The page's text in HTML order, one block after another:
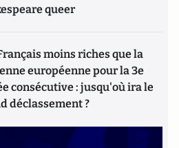
queer
moins riches que la
européenne pour la 3e
consécutive : jusqu'où ira le
déclassement ?